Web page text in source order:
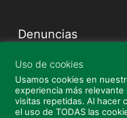
Denuncias
Canal Denuncias
Guía de uso canal de
Uso de cookies
Usamos cookies en
experiencia más
visitas repetidas. Al hacer
el uso de TODAS las